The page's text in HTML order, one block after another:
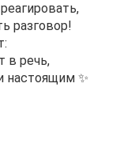
разговор!
в речь,
настоящим ✨